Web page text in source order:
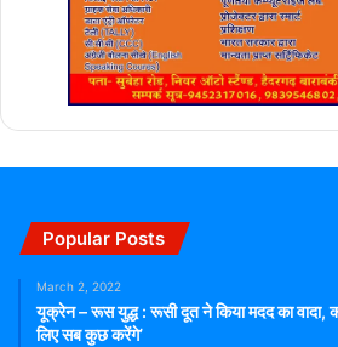
Popular Posts
March 2, 2022
यूक्रेन – रूस युद्ध : रूसी दूत ने किया मदद का वादा,
लिए सब कुछ करेंगे’